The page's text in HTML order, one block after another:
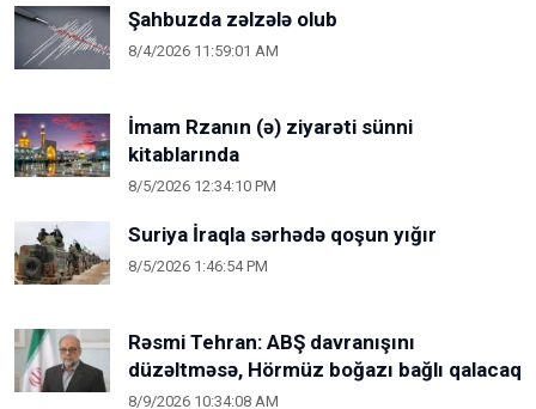
Şahbuzda zəlzələ olub
8/4/2026 11:59:01 AM
İmam Rzanın (ə) ziyarəti sünni
kitablarında
8/5/2026 12:34:10 PM
Suriya İraqla sərhədə qoşun yığır
8/5/2026 1:46:54 PM
Rəsmi Tehran: ABŞ davranışını
düzəltməsə, Hörmüz boğazı bağlı qalacaq
8/9/2026 10:34:08 AM